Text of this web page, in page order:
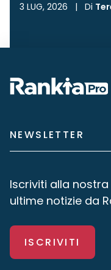
3 LUG, 2026 | Di
NEWSLETTER
Iscriviti alla
ultime notizie da
ISCRIVITI